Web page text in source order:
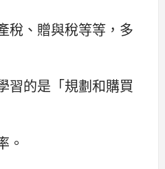
稅、贈與稅等等，多
習的是「規劃和購買
。